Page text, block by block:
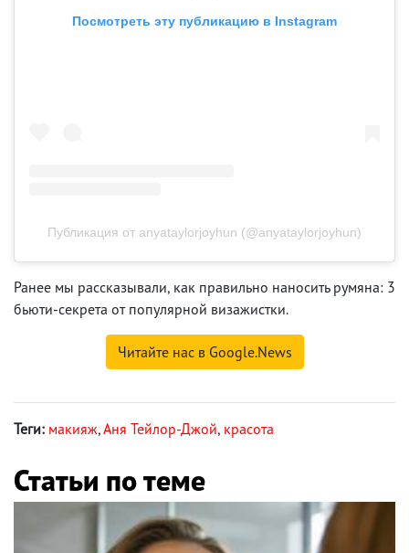
Посмотреть эту публикацию в Instagram
Публикация от anyataylorjoyhun (@anyataylorjoyhun)
Ранее мы рассказывали, как правильно наносить румяна: 3
бьюти-секрета от популярной визажистки.
Читайте нас в Google.News
Теги: макияж,Аня Тейлор-Джой, красота
Статьи по теме